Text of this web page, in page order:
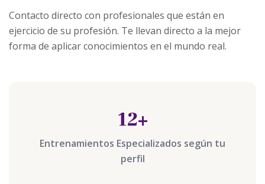
Contacto directo con profesionales que están en
ejercicio de su profesión. Te llevan directo a la mejor
forma de aplicar conocimientos en el mundo real.
12+
Entrenamientos Especializados según tu
perfil